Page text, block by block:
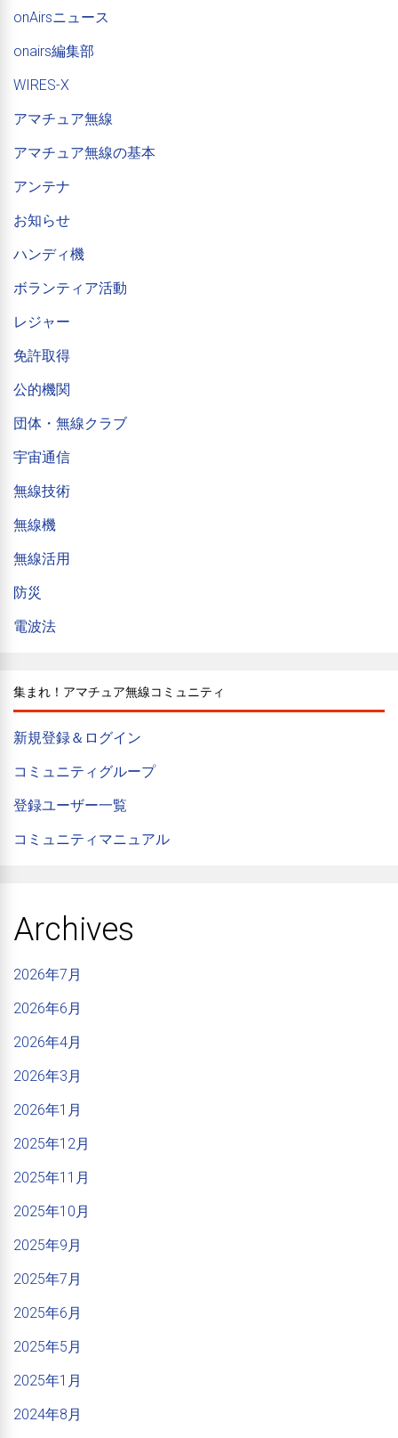
onAirsニュース
onairs編集部
WIRES-X
アマチュア無線
アマチュア無線の基本
アンテナ
お知らせ
ハンディ機
ボランティア活動
レジャー
免許取得
公的機関
団体・無線クラブ
宇宙通信
無線技術
無線機
無線活用
防災
電波法
集まれ！アマチュア無線コミュニティ
新規登録＆ログイン
コミュニティグループ
登録ユーザー一覧
コミュニティマニュアル
Archives
2026年7月
2026年6月
2026年4月
2026年3月
2026年1月
2025年12月
2025年11月
2025年10月
2025年9月
2025年7月
2025年6月
2025年5月
2025年1月
2024年8月